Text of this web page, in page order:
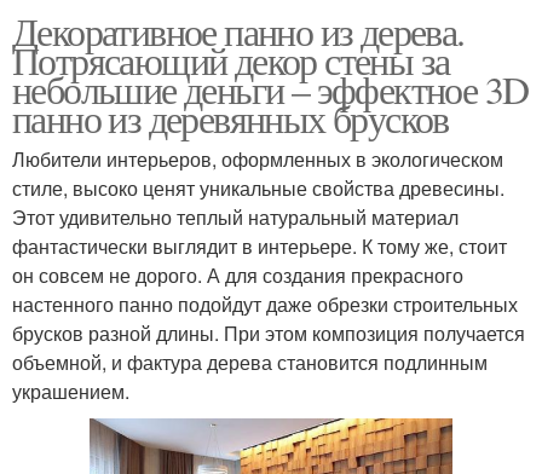
Декоративное панно из дерева.
Потрясающий декор стены за
небольшие деньги – эффектное 3D
панно из деревянных брусков
Любители интерьеров, оформленных в экологическом
стиле, высоко ценят уникальные свойства древесины.
Этот удивительно теплый натуральный материал
фантастически выглядит в интерьере. К тому же, стоит
он совсем не дорого. А для создания прекрасного
настенного панно подойдут даже обрезки строительных
брусков разной длины. При этом композиция получается
объемной, и фактура дерева становится подлинным
украшением.